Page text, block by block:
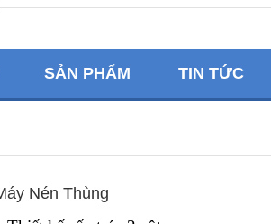
SẢN PHẨM TIN TỨC
Nén Thùng